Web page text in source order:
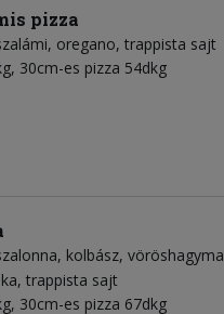
pizza
oregano trappista sajt
30cm-es pizza 54dkg
kolbász vöröshagyma
trappista sajt
30cm-es pizza 67dkg